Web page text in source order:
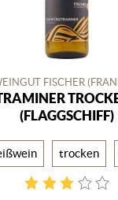
FISCHER
(FLAGGSCHIFF)
trocken